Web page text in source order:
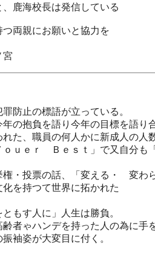
鹿海校長は発信している
両親にお願いと協力を
防止の標語が立っている。
の抱負を語り今年の目標を語り
た、職員の何人かに新成人の
ｕｅｒ Ｂｅｓｔ」で又自分も
・投票の話、「変える・ 変わ
を持つて世界に拓かれた
もす人に」人生は勝負。
者ゃハンデを持った人の為に手
袖姿が大変目に付く。